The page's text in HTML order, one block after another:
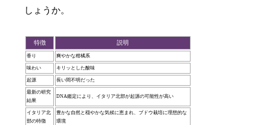
しょうか。
特徴 説明
香り 爽やかな柑橘系
味わい キリッとした酸味
起源 長い間不明だった
最新の研究
結果
DNA鑑定により、イタリア北部が起源の可能性が高い
イタリア北
部の特徴
豊かな自然と穏やかな気候に恵まれ、ブドウ栽培に理想的な
環境